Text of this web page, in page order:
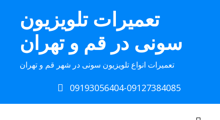
تعمیرات تلویزیون
سونی در قم و تهران
تعمیرات انواع تلویزیون سونی در شهر قم و تهران
09193056404-09127384085